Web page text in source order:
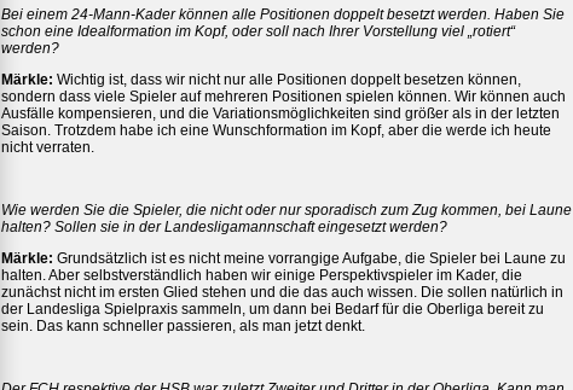
Bei einem 24-Mann-Kader können alle Positionen doppelt besetzt werden. Haben Sie
schon eine Idealformation im Kopf, oder soll nach Ihrer Vorstellung viel „rotiert“
werden?
Märkle: Wichtig ist, dass wir nicht nur alle Positionen doppelt besetzen können,
sondern dass viele Spieler auf mehreren Positionen spielen können. Wir können auch
Ausfälle kompensieren, und die Variationsmöglichkeiten sind größer als in der letzten
Saison. Trotzdem habe ich eine Wunschformation im Kopf, aber die werde ich heute
nicht verraten.
Wie werden Sie die Spieler, die nicht oder nur sporadisch zum Zug kommen, bei Laune
halten? Sollen sie in der Landesligamannschaft eingesetzt werden?
Märkle: Grundsätzlich ist es nicht meine vorrangige Aufgabe, die Spieler bei Laune zu
halten. Aber selbstverständlich haben wir einige Perspektivspieler im Kader, die
zunächst nicht im ersten Glied stehen und die das auch wissen. Die sollen natürlich in
der Landesliga Spielpraxis sammeln, um dann bei Bedarf für die Oberliga bereit zu
sein. Das kann schneller passieren, als man jetzt denkt.